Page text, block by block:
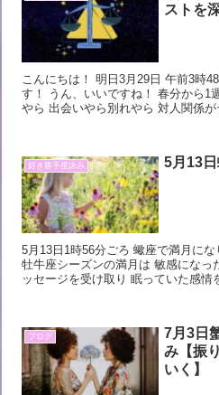
ストを
こんにちは！ 明日3月29日 午前3時
す！ うん、いいですね！ 春分から1
やら 出会いやら別れやら 対人関係が
好き勝手星詠み 5月13
5月13日1時56分ごろ 蠍座で満月に
牡牛座シーズンの満月は 敏感になっ
ッセージを受け取り 眠っていた感
ブログ
7月3日
み【振
いく】